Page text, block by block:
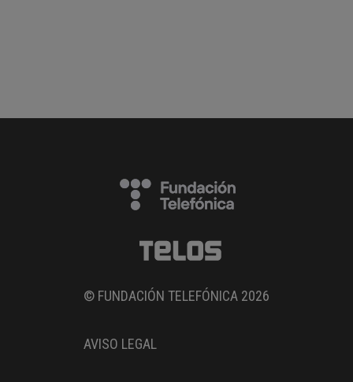
© FUNDACIÓN TELEFÓNICA 2026
AVISO LEGAL